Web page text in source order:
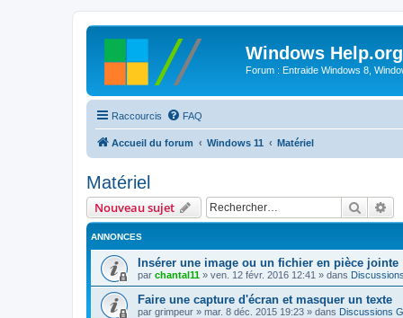
Windows Help.org
Forum : Entraide Windows 8,
Raccourcis FAQ
Accueil du forum Windows 11 Matériel
Matériel
Nouveau sujet
ANNONCES
Insérer une image ou un fichier en pièce jointe
par chantal11 » ven. 12 févr. 2016 12:41 » dans
Faire une capture d'écran et masquer un texte
par grimpeur » mar. 8 déc. 2015 19:23 » dans Discussions